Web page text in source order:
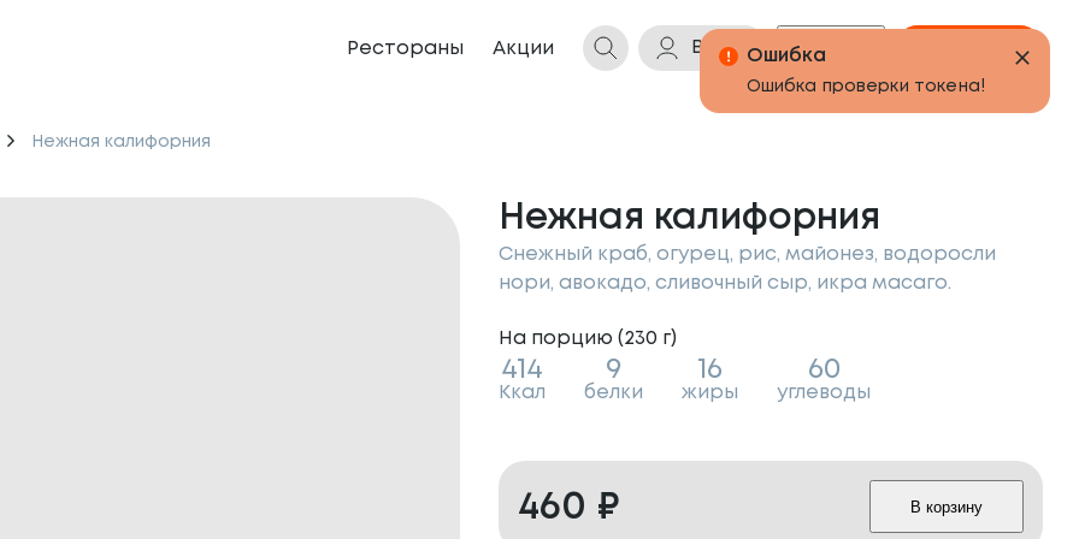
Рестораны Акции Войти Бонусы Корзина
Нежная калифорния
Нежная калифорния
Снежный краб, огурец, рис, майонез, водоросли
нори, авокадо, сливочный сыр, икра масаго.
На порцию (230 г)
414
Ккал
9
белки
16
жиры
60
углеводы
460 ₽ В корзину
Ошибка
Ошибка проверки токена!